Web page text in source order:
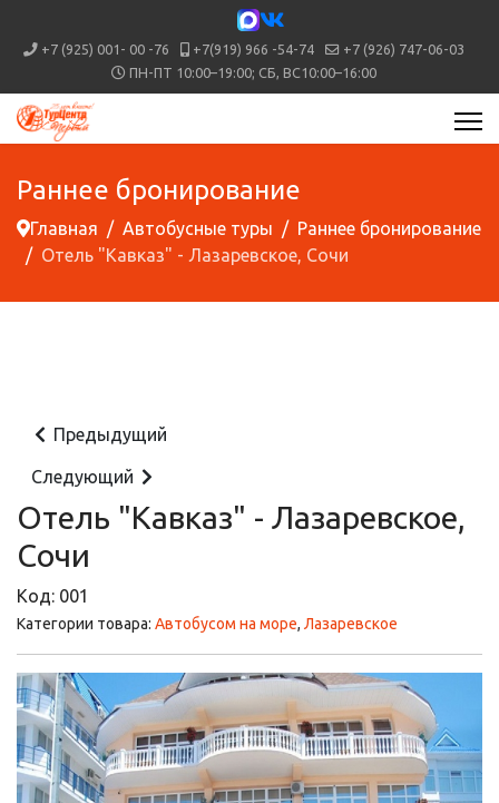
+7 (925) 001- 00 -76 +7(919) 966 -54-74
+7 (926) 747-06-03
ПН-ПТ 10:00–19:00; СБ, ВС10:00–16:00
Раннее бронирование
Главная Автобусные туры
Раннее бронирование
Отель "Кавказ" - Лазаревское, Сочи
Предыдущий
Следующий
Отель "Кавказ" - Лазаревское,
Сочи
Код: 001
Категории товара: Автобусом на море, Лазаревское